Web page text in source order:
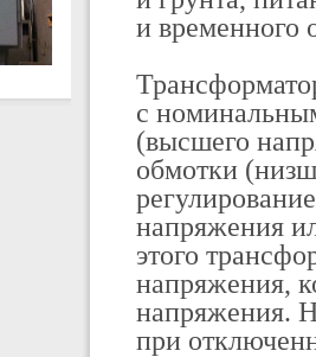
и временного
с
(высшего
обмотки
напряжения
этого
напряжения,
напряжения.
при